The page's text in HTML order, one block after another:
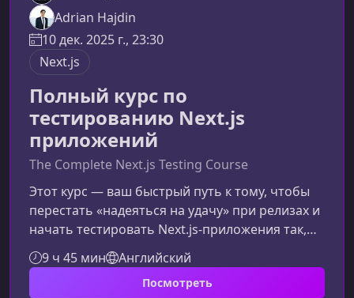
Adrian Hajdin
10 дек. 2025 г., 23:30
Next.js
Полный курс по
тестированию Next.js
приложений
The Complete Next.js Testing Course
Этот курс — ваш быстрый путь к тому, чтобы
перестать «надеяться на удачу» при релизах и
начать тестировать Next.js‑приложения так,
как это делают сильные middle и senior
разработчики. Здесь вы освоите
стратегическое и практическое тестирование,
9 ч 45 мин Английский
Посмотреть